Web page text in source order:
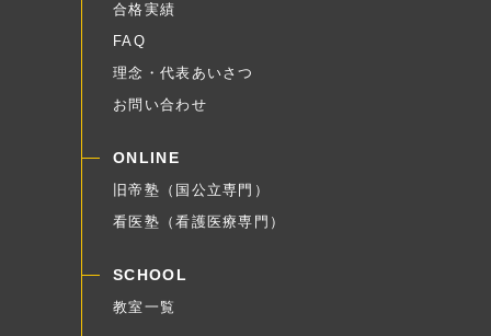
合格実績
FAQ
理念・代表あいさつ
お問い合わせ
ONLINE
旧帝塾（国公立専門）
看医塾（看護医療専門）
SCHOOL
教室一覧